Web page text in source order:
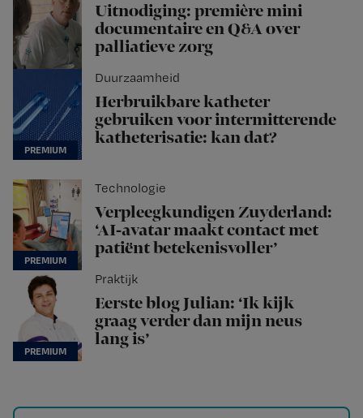
Uitnodiging: première mini
documentaire en Q&A over
palliatieve zorg
Duurzaamheid
Herbruikbare katheter
gebruiken voor intermitterende
katheterisatie: kan dat?
Technologie
Verpleegkundigen Zuyderland:
‘AI-avatar maakt contact met
patiënt betekenisvoller’
Praktijk
Eerste blog Julian: ‘Ik kijk
graag verder dan mijn neus
lang is’